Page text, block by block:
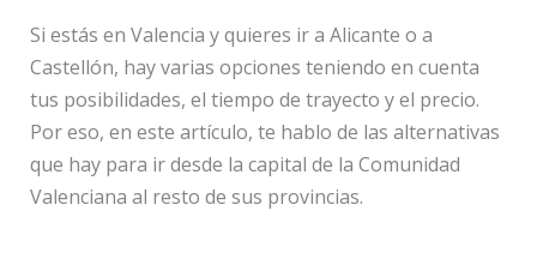
Si estás en Valencia y quieres ir a Alicante o a
Castellón, hay varias opciones teniendo en cuenta
tus posibilidades, el tiempo de trayecto y el precio.
Por eso, en este artículo, te hablo de las alternativas
que hay para ir desde la capital de la Comunidad
Valenciana al resto de sus provincias.